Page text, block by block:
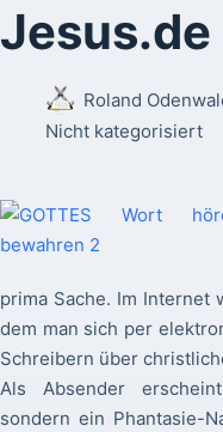
Jesus.de
Roland
Nicht kategorisiert
prima Sache. Im Internet
dem man sich per
Schreibern über
Als Absender
sondern ein Phantasie-